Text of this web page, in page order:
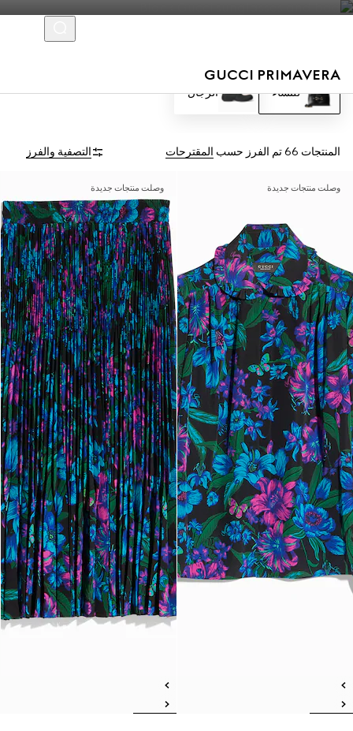
GUCCI PRIMAVERA
للنساء الرجال
المنتجات 66 تم الفرز حسب المقترحات التصفية والفرز
وصلت منتجات جديدة وصلت منتجات جديدة